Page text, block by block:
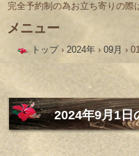
完全予約制の為お立ち寄りの際
メニュー
へ
ス
キ
ッ
プ
トップ › 2024年 › 09月 ›
2024年9月1日